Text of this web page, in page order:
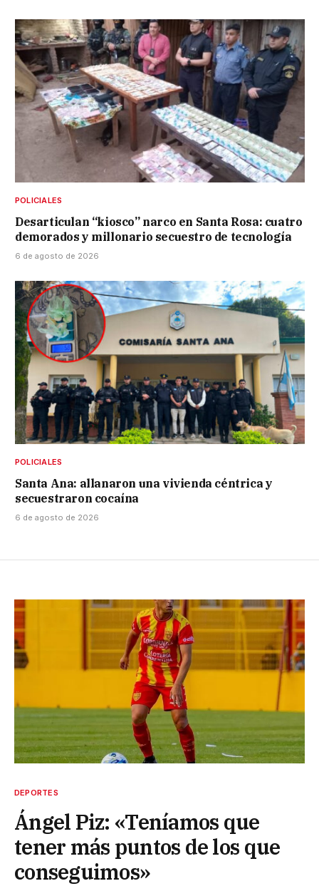
POLICIALES
Desarticulan “kiosco” narco en Santa Rosa: cuatro
demorados y millonario secuestro de tecnología
6 de agosto de 2026
POLICIALES
Santa Ana: allanaron una vivienda céntrica y
secuestraron cocaína
6 de agosto de 2026
DEPORTES
Ángel Piz: «Teníamos que
tener más puntos de los que
conseguimos»